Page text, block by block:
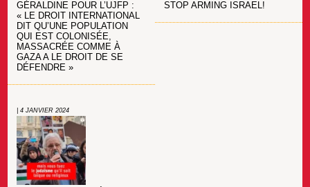
GÉRALDINE POUR L’UJFP :
« LE DROIT INTERNATIONAL
DIT QU’UNE POPULATION
QUI EST COLONISÉE,
MASSACRÉE COMME À
GAZA A LE DROIT DE SE
DÉFENDRE »
STOP ARMING ISRAEL!
| 4 JANVIER 2024